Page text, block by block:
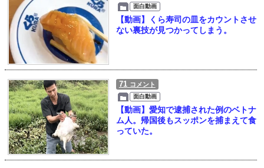
面白動画
【動画】くら寿司の皿をカウントさせ
ない裏技が見つかってしまう。
71 コメント
面白動画
【動画】愛知で逮捕された例のベトナ
ム人。帰国後もスッポンを捕まえて食
っていた。